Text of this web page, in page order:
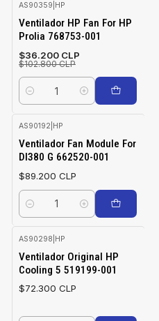
-65%
OFF
AS90359 HP
Ventilador HP Fan For HP
Prolia 768753-001
$36.200 CLP
$102.800 CLP
Cantidad
AS90192 HP
Ventilador Fan Module For
Dl380 G 662520-001
$89.200 CLP
Cantidad
AS90298 HP
Ventilador Original HP
Cooling 5 519199-001
$72.300 CLP